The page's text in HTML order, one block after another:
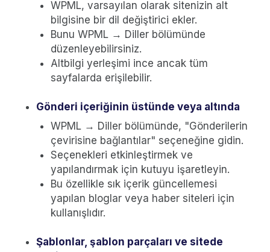
WPML, varsayılan olarak sitenizin alt
bilgisine bir dil değiştirici ekler.
Bunu WPML → Diller bölümünde
düzenleyebilirsiniz.
Altbilgi yerleşimi ince ancak tüm
sayfalarda erişilebilir.
Gönderi içeriğinin üstünde veya altında
WPML → Diller bölümünde, "Gönderilerin
çevirisine bağlantılar" seçeneğine gidin.
Seçenekleri etkinleştirmek ve
yapılandırmak için kutuyu işaretleyin.
Bu özellikle sık içerik güncellemesi
yapılan bloglar veya haber siteleri için
kullanışlıdır.
Şablonlar, şablon parçaları ve sitede